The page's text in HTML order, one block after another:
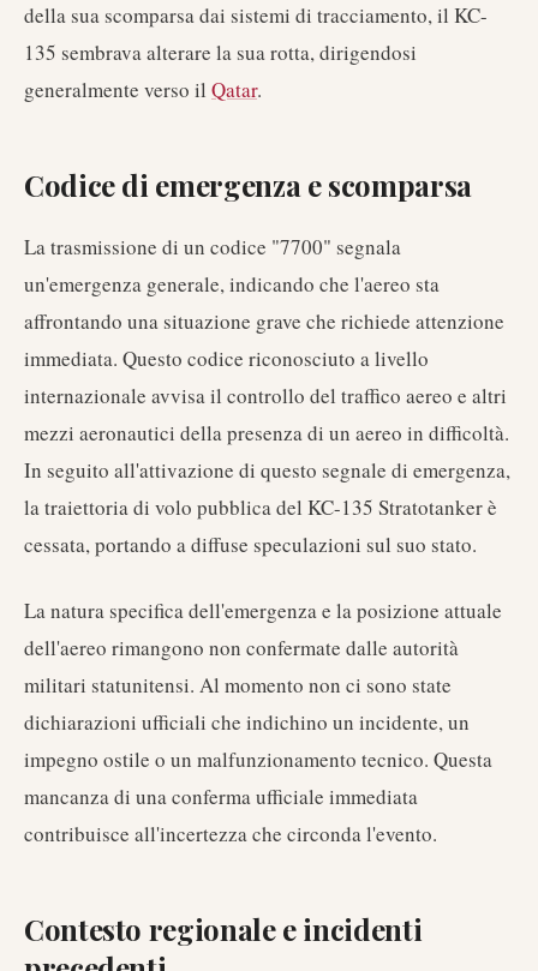
della sua scomparsa dai sistemi di tracciamento, il KC-
135 sembrava alterare la sua rotta, dirigendosi
generalmente verso il Qatar.
Codice di emergenza e scomparsa
La trasmissione di un codice "7700" segnala
un'emergenza generale, indicando che l'aereo sta
affrontando una situazione grave che richiede attenzione
immediata. Questo codice riconosciuto a livello
internazionale avvisa il controllo del traffico aereo e altri
mezzi aeronautici della presenza di un aereo in difficoltà.
In seguito all'attivazione di questo segnale di emergenza,
la traiettoria di volo pubblica del KC-135 Stratotanker è
cessata, portando a diffuse speculazioni sul suo stato.
La natura specifica dell'emergenza e la posizione attuale
dell'aereo rimangono non confermate dalle autorità
militari statunitensi. Al momento non ci sono state
dichiarazioni ufficiali che indichino un incidente, un
impegno ostile o un malfunzionamento tecnico. Questa
mancanza di una conferma ufficiale immediata
contribuisce all'incertezza che circonda l'evento.
Contesto regionale e incidenti